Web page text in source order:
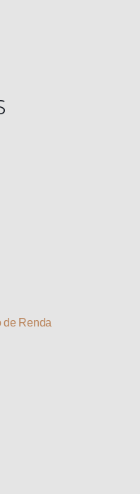
de Renda